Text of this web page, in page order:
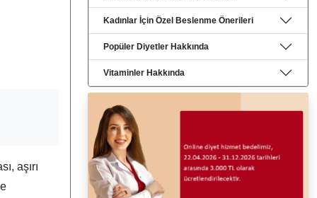
aşırı
Kadınlar İçin Özel Beslenme Önerileri
Popüler Diyetler Hakkında
Vitaminler Hakkında